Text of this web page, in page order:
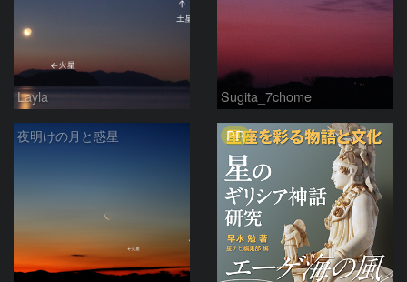
Layla Sugita_7chome
夜明けの月と惑星 PR